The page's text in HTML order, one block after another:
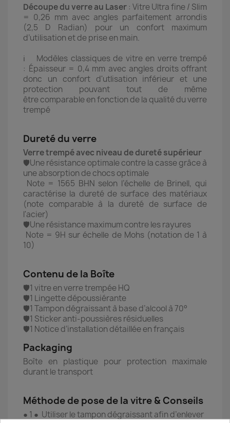
Découpe du verre au Laser : Vitre Ultra fine / Slim
= 0,26 mm avec angles parfaitement arrondis
(2,5 D Radian) pour un confort maximum
d’utilisation et de prise en main.
ℹ️ Modèles classiques de vitre en verre trempé
: Épaisseur = 0,4 mm avec angles droits offrant
donc un confort d'utlisation inférieur et une
protection pouvant tout de même
être comparable en fonction de la qualité du verre
trempé
Dureté du verre
Verre trempé avec niveau de dureté supérieur
🛡️Une résistance optimale contre la casse grâce à
une absorption de chocs optimale
Note = 1565 BHN selon l’échelle de Brinell, qui
caractérise la dureté de surface des matériaux
(note comparable à la dureté de surface de
l'acier)
🛡️Une résistance maximum contre les rayures
Note = 9H sur échelle de Mohs (notation de 1 à
10)
Contenu de la Boîte
🛡️1 vitre en verre trempée HQ
🛡️1 Lingette dépoussiérante
🛡️1 Tampon dégraissant à base d’alcool à 70°
🛡️1 Sticker anti-poussières résiduelles
🛡️1 Notice d’installation détaillée en français
Packaging
Boîte en plastique pour protection maximale
durant le transport
Méthode de pose de la vitre & Conseils
● 1 ● Utiliser le tampon dégraissant afin d’enlever